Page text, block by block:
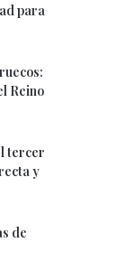
para
Reino
tercer
y
de